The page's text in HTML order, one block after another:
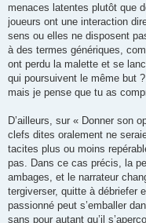
menaces latentes plutôt que
joueurs ont une interaction
sens ou elles ne disposent
à des termes génériques,
ont perdu la malette et se
qui poursuivent le même but
mais je pense que tu as
D’ailleurs, sur « Donner son
clefs dites oralement ne
tacites plus ou moins
pas. Dans ce cas précis, la
ambages, et le narrateur
tergiverser, quitte à débriefer
passionné peut s’emballer
sans pour autant qu’il